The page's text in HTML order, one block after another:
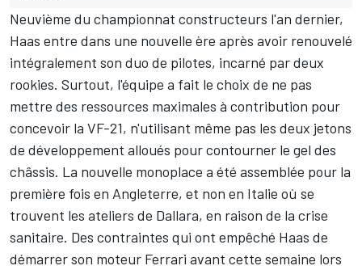
Neuvième du championnat constructeurs l'an dernier,
Haas entre dans une nouvelle ère après avoir renouvelé
intégralement son duo de pilotes, incarné par deux
rookies. Surtout, l'équipe a fait le choix de ne pas
mettre des ressources maximales à contribution pour
concevoir la VF-21, n'utilisant même pas les deux jetons
de développement alloués pour contourner le gel des
châssis. La nouvelle monoplace a été assemblée pour la
première fois en Angleterre, et non en Italie où se
trouvent les ateliers de Dallara, en raison de la crise
sanitaire. Des contraintes qui ont empêché Haas de
démarrer son moteur Ferrari avant cette semaine lors